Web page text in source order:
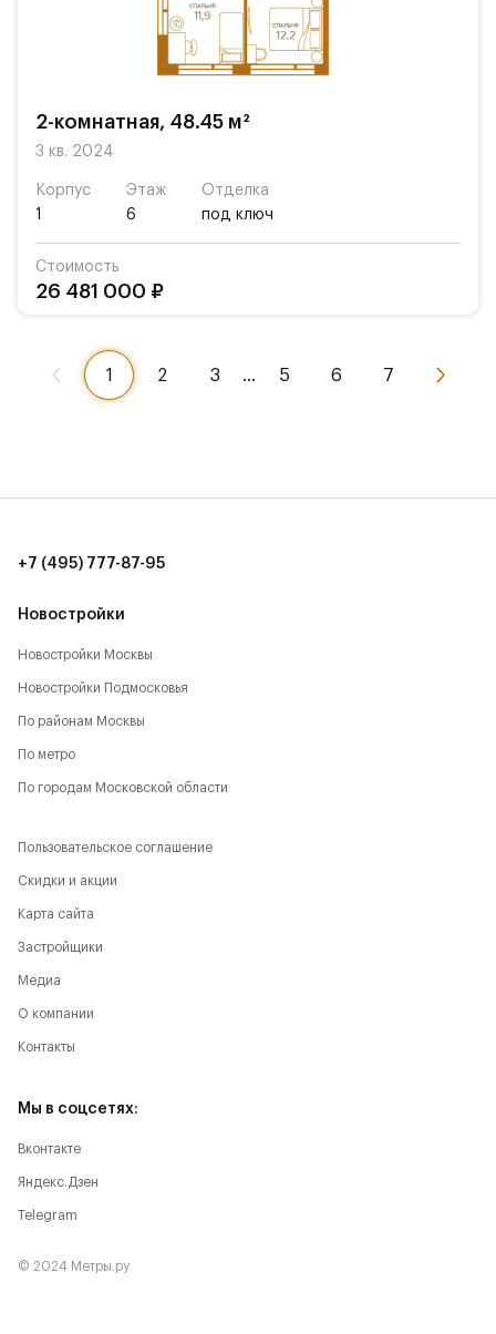
2-комнатная, 48.45 м²
3 кв. 2024
Корпус
1
Этаж
6
Отделка
под ключ
Стоимость
26 481 000 ₽
1 2 3 … 5 6 7
Новостройки
Новостройки Москвы
Новостройки Подмосковья
По районам Москвы
По метро
По городам Московской области
+7 (495) 777-87-95
Пользовательское соглашение
Скидки и акции
Карта сайта
Застройщики
Медиа
О компании
Контакты
Мы в соцсетях:
Вконтакте
Яндекс.Дзен
Telegram
© 2024 Метры.ру